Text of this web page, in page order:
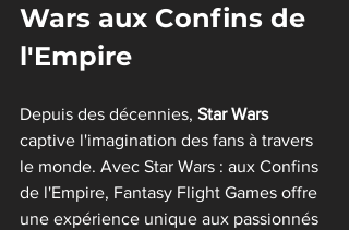
Wars aux Confins de
l'Empire
Depuis des décennies, Star Wars
captive l'imagination des fans à travers
le monde. Avec Star Wars : aux Confins
de l'Empire, Fantasy Flight Games offre
une expérience unique aux passionnés